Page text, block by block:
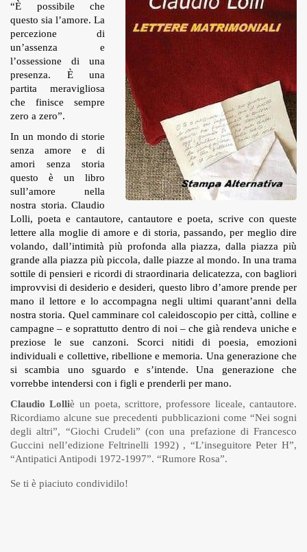
“È possibile che
questo sia l’amore. La
percezione di
un’assenza e
l’ossessione di una
presenza. È una
partita meravigliosa
che finisce sempre
zero a zero”.
In un mondo di storie
senza amore e di
amori senza storia
questo è un libro
sull’amore nella
nostra storia. Claudio
Lolli, poeta e cantautore, cantautore e poeta, scrive con queste
lettere alla moglie di amore e di storia, passando, per meglio dire
volando, dall’intimità più profonda alla piazza, dalla piazza più
grande alla piazza più piccola, dalle piazze al mondo. In una trama
sottile di pensieri e ricordi di straordinaria delicatezza, con bagliori
improvvisi di desiderio e desideri, questo libro d’amore prende per
mano il lettore e lo accompagna negli ultimi quarant’anni della
nostra storia. Quel camminare col caleidoscopio per città, colline e
campagne – e soprattutto dentro di noi – che già rendeva uniche e
preziose le sue canzoni. Scorci nitidi di poesia, emozioni
individuali e collettive, ribellione e memoria. Una generazione che
si scambia uno sguardo e s’intende. Una generazione che
vorrebbe intendersi con i figli e prenderli per mano.
Claudio Lolliè un poeta, scrittore, professore liceale, cantautore.
Ricordiamo alcune sue precedenti pubblicazioni come “Nei sogni
degli altri”, “Giochi Crudeli” (con una prefazione di Francesco
Guccini nell’edizione Feltrinelli 1992) , “L’inseguitore Peter H”,
“Antipatici Antipodi 1972-1997”. “Rumore Rosa”.
Se ti è piaciuto condividilo!